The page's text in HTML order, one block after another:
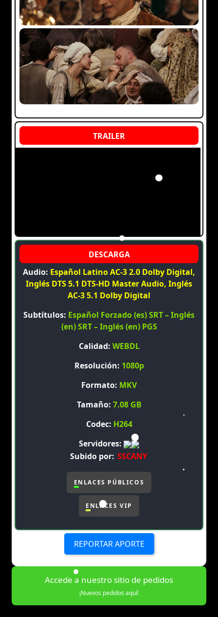
Audio: Español Latino AC-3 2.0 Dolby Digital,
Inglés DTS 5.1 DTS-HD Master Audio, Inglés
AC-3 5.1 Dolby Digital
Subtítulos: Español Forzado (es) SRT – Inglés
(en) SRT – Inglés (en) PGS
Calidad: WEBDL
Resolución: 1080p
Formato: MKV
Tamaño: 7.08 GB
Codec: H264
Servidores:
Subido por: SSCANY
ENLACES PÚBLICOS
ENLACES VIP
REPORTAR APORTE
Accede a nuestro sitio de pedidos
¡Nuevos pedidos aquí!